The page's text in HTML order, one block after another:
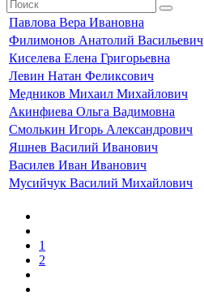
Павлова Вера Ивановна
Филимонов Анатолий Васильевич
Киселева Елена Григорьевна
Левин Натан Феликсович
Медников Михаил Михайлович
Акинфиева Ольга Вадимовна
Смолькин Игорь Александрович
Яшнев Василий Иванович
Василев Иван Иванович
Мусийчук Василий Михайлович
1
2